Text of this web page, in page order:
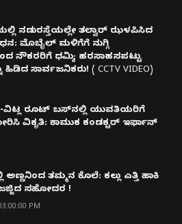
ನಡುರಸ್ತೆಯಲ್ಲೇ ತಲ್ವಾರ್ ಝಳಪಿಸಿದ
ಮೊಬೈಲ್ ಮಳಿಗೆಗೆ ನುಗ್ಗಿ
ನೌಕರರಿಗೆ ಧಮ್ಕಿ; ಹರಸಾಹಸಪಟ್ಟು
ಸಾರ್ವಜನಿಕರು! ( CCTV VIDEO)
ವಿಟ್ಲ ರೂಟ್ ಬಸ್‌ನಲ್ಲಿ ಯುವತಿಯರಿಗೆ
ವಿಕೃತಿ: ಕಾಮುಕ ಕಂಡಕ್ಟರ್ ಇರ್ಫಾನ್
ಅಣ್ಣನಿಂದ ತಮ್ಮನ ಕೊಲೆ: ಕಲ್ಲು ಎತ್ತಿ ಹಾಕಿ
ಸಹೋದರ !
PM